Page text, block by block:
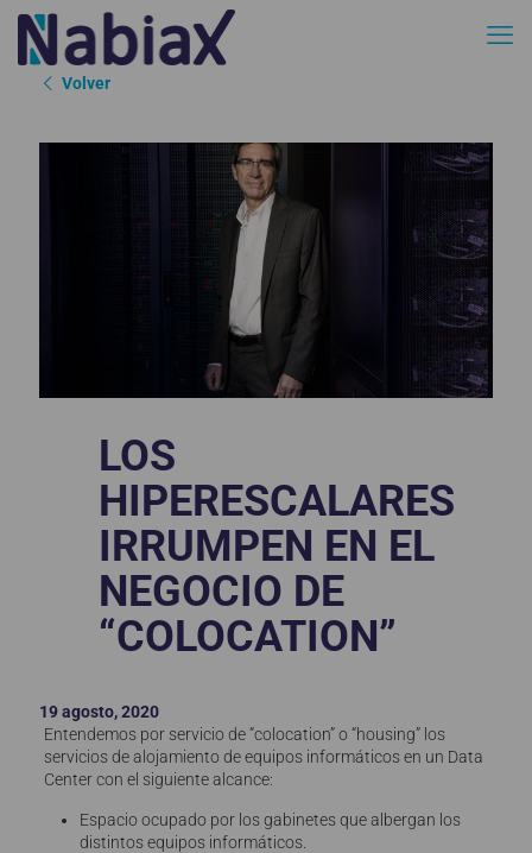
Volver
LOS
HIPERESCALARES
IRRUMPEN EN EL
NEGOCIO DE
“COLOCATION”
19 agosto, 2020
Entendemos por servicio de “colocation” o “housing” los
servicios de alojamiento de equipos informáticos en un Data
Center con el siguiente alcance:
Espacio ocupado por los gabinetes que albergan los
distintos equipos informáticos.